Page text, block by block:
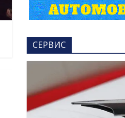
СЕРВИС